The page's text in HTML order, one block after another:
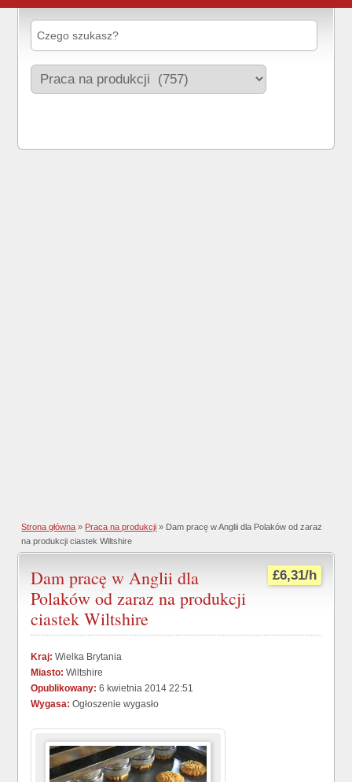
Strona główna » Praca na produkcji » Dam pracę w Anglii dla Polaków od zaraz
na produkcji ciastek Wiltshire
£6,31/h
Dam pracę w Anglii dla
Polaków od zaraz na produkcji
ciastek Wiltshire
Kraj: Wielka Brytania
Miasto: Wiltshire
Opublikowany: 6 kwietnia 2014 22:51
Wygasa: Ogłoszenie wygasło